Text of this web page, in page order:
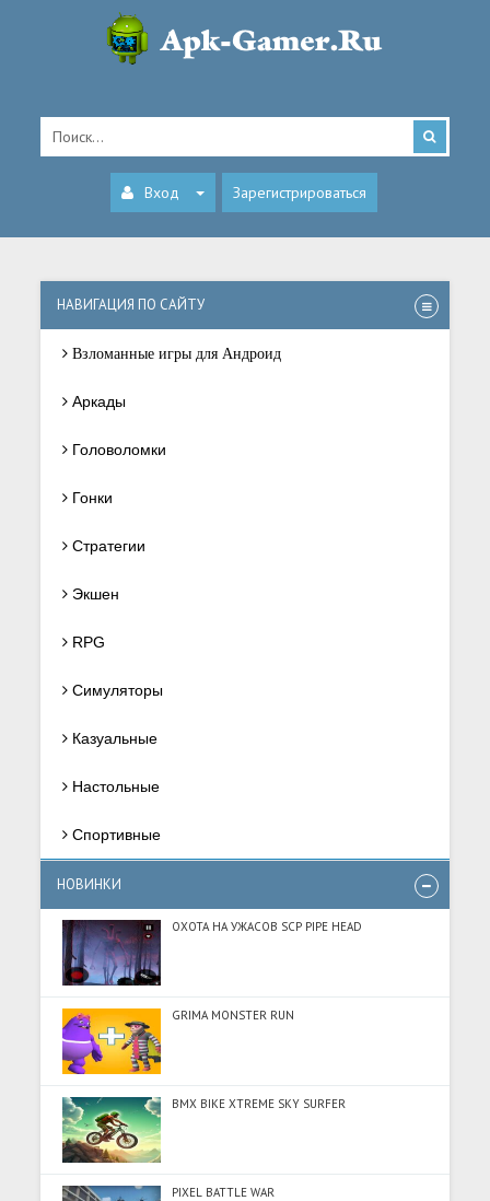
Вход Зарегистрироваться
НАВИГАЦИЯ ПО САЙТУ
Взломанные игры для Андроид
Аркады
Головоломки
Гонки
Стратегии
Экшен
RPG
Симуляторы
Казуальные
Настольные
Спортивные
НОВИНКИ
ОХОТА НА УЖАСОВ SCP PIPE HEAD
GRIMA MONSTER RUN
BMX BIKE XTREME SKY SURFER
PIXEL BATTLE WAR